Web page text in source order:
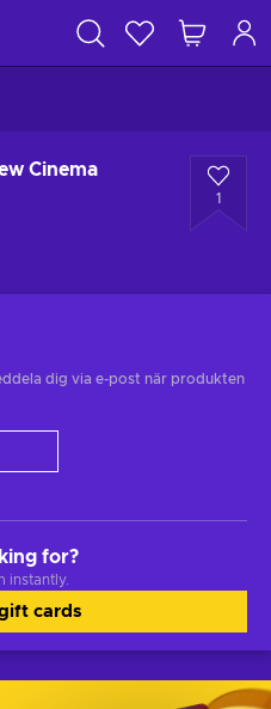
Cinema
1
dig via e-post när produkten
for?
instantly.
cards